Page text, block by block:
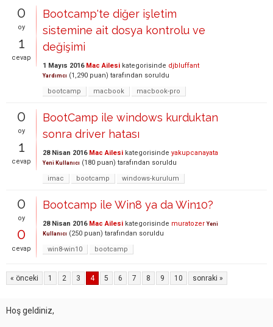
0
oy
1
cevap
Bootcamp'te diğer işletim
sistemine ait dosya kontrolu ve
değişimi
1 Mayıs 2016 Mac Ailesi kategorisinde djbluffant
Yardımcı (1,290 puan) tarafından soruldu
bootcamp
macbook macbook-pro
0
oy
1
cevap
BootCamp ile windows kurduktan
sonra driver hatası
28 Nisan 2016 Mac Ailesi kategorisinde yakupcanayata
Yeni Kullanıcı (180 puan) tarafından soruldu
imac
bootcamp windows-kurulum
0
oy
0
cevap
Bootcamp ile Win8 ya da Win10?
28 Nisan 2016 Mac Ailesi kategorisinde muratozer Yeni
Kullanıcı (250 puan) tarafından soruldu
win8-win10
bootcamp
« önceki 1 2 3 4 5 6 7 8 9 10 sonraki »
Hoş geldiniz,